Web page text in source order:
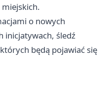
o nowych
inicjatywach, śledź
będą pojawiać się